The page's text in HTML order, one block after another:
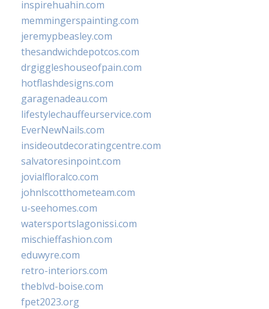
inspirehuahin.com
memmingerspainting.com
jeremypbeasley.com
thesandwichdepotcos.com
drgiggleshouseofpain.com
hotflashdesigns.com
garagenadeau.com
lifestylechauffeurservice.com
EverNewNails.com
insideoutdecoratingcentre.com
salvatoresinpoint.com
jovialfloralco.com
johnlscotthometeam.com
u-seehomes.com
watersportslagonissi.com
mischieffashion.com
eduwyre.com
retro-interiors.com
theblvd-boise.com
fpet2023.org